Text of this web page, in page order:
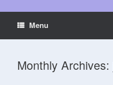
Menu
Monthly Archives: